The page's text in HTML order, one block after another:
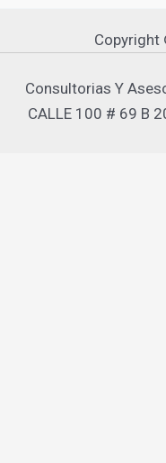
Copyright
Consultorias Y
CALLE 100 # 69 B